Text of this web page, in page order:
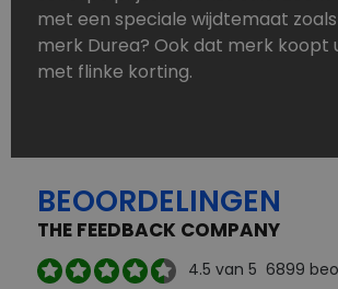
met een speciale wijdtemaat
merk Durea? Ook dat merk koopt
met flinke korting.
Schoenen heeft u nooit genoeg.
schoenen, maar dus wel van
aanbod is zo compleet dat u altijd
passend paar vindt.
Welke schoenmerken vindt u in
BEOORDELINGEN
THE FEEDBACK COMPANY
4.5 van 5 6899